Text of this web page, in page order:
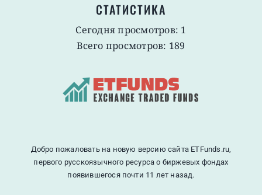
СТАТИСТИКА
Сегодня просмотров: 1
Всего просмотров: 189
Добро пожаловать на новую версию сайта ETFunds.ru,
первого русскоязычного ресурса о биржевых фондах
появившегося почти 11 лет назад.